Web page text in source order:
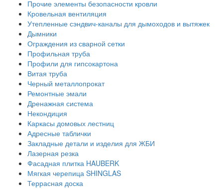
Прочие элементы безопасности кровли
Кровельная вентиляция
Утепленные сэндвич-каналы для дымоходов и вытяжек
Дымники
Ограждения из сварной сетки
Профильная труба
Профили для гипсокартона
Витая труба
Черный металлопрокат
Ремонтные эмали
Дренажная система
Некондиция
Каркасы домовых лестниц
Адресные таблички
Закладные детали и изделия для ЖБИ
Лазерная резка
Фасадная плитка HAUBERK
Мягкая черепица SHINGLAS
Террасная доска